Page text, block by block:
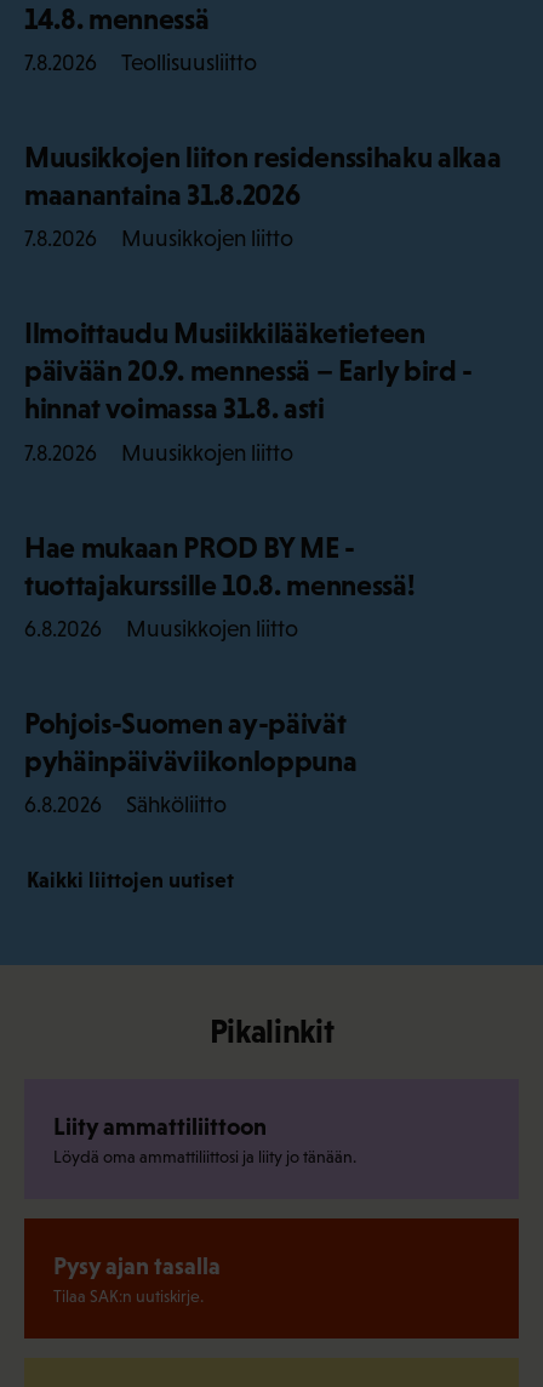
14.8. mennessä
7.8.2026 Teollisuusliitto
Muusikkojen liiton residenssihaku alkaa
maanantaina 31.8.2026
7.8.2026 Muusikkojen liitto
Ilmoittaudu Musiikkilääketieteen
päivään 20.9. mennessä – Early bird -
hinnat voimassa 31.8. asti
7.8.2026 Muusikkojen liitto
Hae mukaan PROD BY ME -
tuottajakurssille 10.8. mennessä!
6.8.2026 Muusikkojen liitto
Pohjois-Suomen ay-päivät
pyhäinpäiväviikonloppuna
6.8.2026 Sähköliitto
Kaikki liittojen uutiset
Pikalinkit
Liity ammattiliittoon
Löydä oma ammattiliittosi ja liity jo tänään.
Pysy ajan tasalla
Tilaa SAK:n uutiskirje.